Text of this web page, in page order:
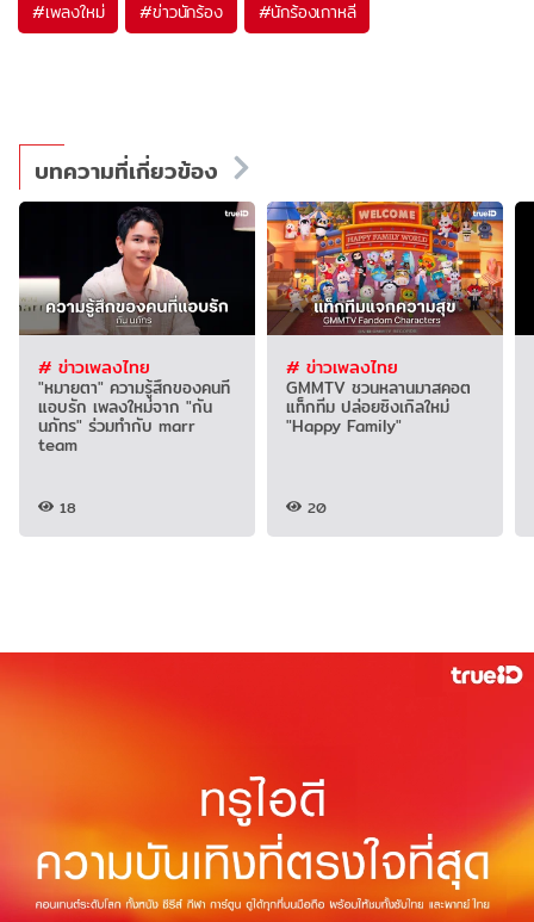
#เพลงใหม่ #ข่าวนักร้อง #นักร้องเกาหลี
บทความที่เกี่ยวข้อง
# ข่าวเพลงไทย
"หมายตา" ความรู้สึกของคนที่
แอบรัก เพลงใหม่จาก "กัน
นภัทร" ร่วมทำกับ marr
team
18
# ข่าวเพลงไทย
GMMTV ชวนหลานมาสคอต
แท็กทีม ปล่อยซิงเกิลใหม่
"Happy Family"
20